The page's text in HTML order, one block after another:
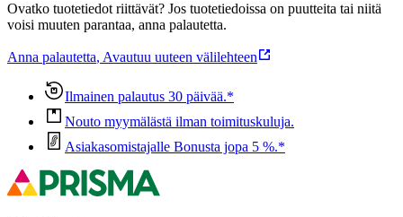
Ovatko tuotetiedot riittävät? Jos tuotetiedoissa on puutteita tai niitä
voisi muuten parantaa, anna palautetta.
Anna palautetta, Avautuu uuteen välilehteen
Ilmainen palautus 30 päivää.*
Nouto myymälästä ilman toimituskuluja.
Asiakasomistajalle Bonusta jopa 5 %.*